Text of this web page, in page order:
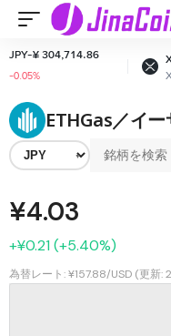
¥ 304,714.86
XRP
XRP
ETHGas／イ
¥4.03
+¥0.21 (+5.40%)
為替レート: ¥157.88/USD (更